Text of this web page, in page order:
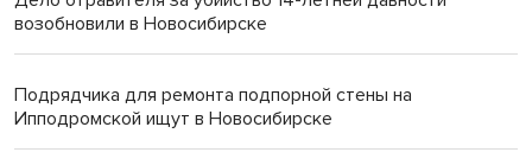
возобновили в Новосибирске
Подрядчика для ремонта подпорной стены на
Ипподромской ищут в Новосибирске